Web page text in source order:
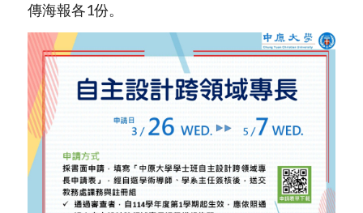
傳海報各1份。